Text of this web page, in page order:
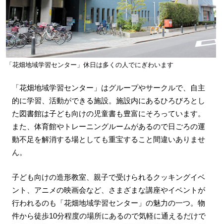
「花畑地域学習センター」休日は多くの人でにぎわいます
「花畑地域学習センター」はグループやサークルで、自主
的に学習、活動ができる施設。施設内にあるひろびろとし
た図書館は子ども向けの児童書も豊富にそろっています。
また、体育館やトレーニングルームがあるので日ごろの運
動不足を解消する場としても重宝すること間違いありませ
ん。
子ども向けの造形教室、親子で受けられるクッキングイベ
ント、アニメの映画会など、さまざまな講座やイベントが
行われるのも「花畑地域学習センター」の魅力の一つ。物
件から徒歩10分程度の場所にあるので気軽に通えるだけで